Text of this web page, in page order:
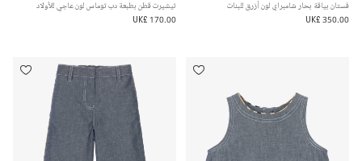
فستان بياقة بحار شامبراي لون أزرق للبنات
UK£ 350.00
تيشيرت قطن بطبعة دب توماس لون عاجي للأولاد
UK£ 170.00